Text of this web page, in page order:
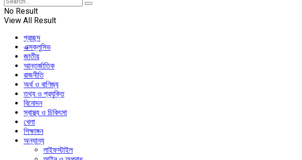
No Result
View All Result
প্রচ্ছদ
এক্সক্লুসিভ
জাতীয়
আন্তর্জাতিক
রাজনীতি
অর্থ ও বাণিজ্য
তথ্য ও প্রযুক্তি
বিনোদন
স্বাস্থ্য ও চিকিৎসা
খেলা
শিক্ষাঙ্গন
অন্যান্য
লাইফস্টাইল